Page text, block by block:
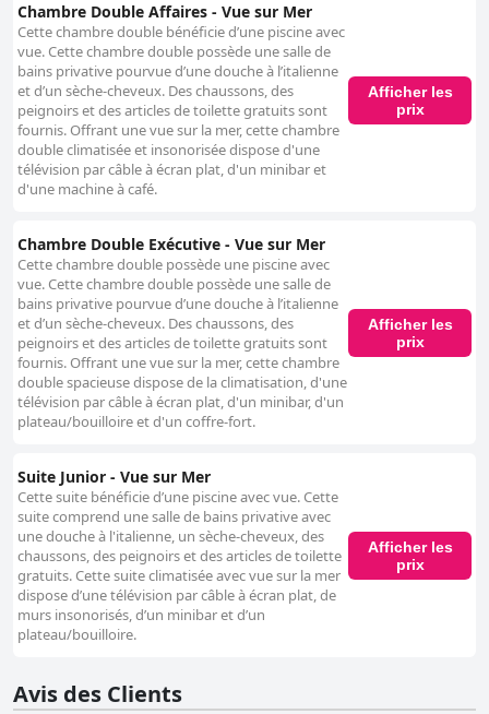
Chambre Double Affaires - Vue sur Mer
Cette chambre double bénéficie d’une piscine avec
vue. Cette chambre double possède une salle de
bains privative pourvue d’une douche à l’italienne
et d’un sèche-cheveux. Des chaussons, des
peignoirs et des articles de toilette gratuits sont
fournis. Offrant une vue sur la mer, cette chambre
double climatisée et insonorisée dispose d'une
télévision par câble à écran plat, d'un minibar et
d'une machine à café.
Afficher les
prix
Chambre Double Exécutive - Vue sur Mer
Cette chambre double possède une piscine avec
vue. Cette chambre double possède une salle de
bains privative pourvue d’une douche à l’italienne
et d’un sèche-cheveux. Des chaussons, des
peignoirs et des articles de toilette gratuits sont
fournis. Offrant une vue sur la mer, cette chambre
double spacieuse dispose de la climatisation, d'une
télévision par câble à écran plat, d'un minibar, d'un
plateau/bouilloire et d'un coffre-fort.
Afficher les
prix
Suite Junior - Vue sur Mer
Cette suite bénéficie d’une piscine avec vue. Cette
suite comprend une salle de bains privative avec
une douche à l'italienne, un sèche-cheveux, des
chaussons, des peignoirs et des articles de toilette
gratuits. Cette suite climatisée avec vue sur la mer
dispose d’une télévision par câble à écran plat, de
murs insonorisés, d’un minibar et d’un
plateau/bouilloire.
Afficher les
prix
Avis des Clients